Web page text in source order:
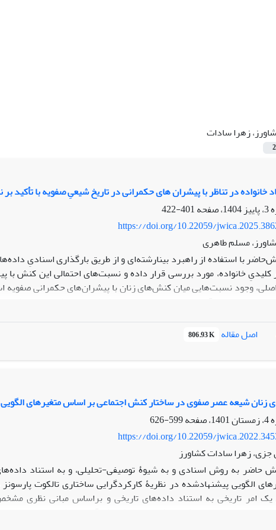
زهرا سادات
2
در تناظر با پیشران های حکمرانی در تاریخ شیعیِ صفویه با تأکید
401-422
https://doi.org/10.22059/
مسلم طاهری
با استفاده از راهبرد بینارشته‌ای و از طریق بارگذاری اسنادیِ
کلیدیِ خانواده، مورد بررسی قرار داده و نسبت‌های احتمالی این کنش‌
وجود نسبت‌هایی میان کنش‌‌های زنان با پیشران‌های حکمرانی
یا متنوع؟ و آیا نسبتی احتمالی میان این کنش‌ها با پیشران‌های
برخی کلیشه‌های محدودکننده خانواده است. کنش‌ عقلانی معطوف به
است. این کنش‌ها متأثر از پیشران‌هایی چون تعیین مناصبی جهت اداره
درباره کنش‌های عقلانی یادشده می‌باشد. کنش‌های عقلانی معطوف
تدبیر در اداره کشور توسط برخی زنان دربار بوده‌اند که خود، پیامدی از
اصل مقاله 806.93 K
زنان شیعه عصر صفوی در ساختار کنش اجتماعی بر اساس متغیرهای
599-626
https://doi.org/10.22059/
زهرا سادات کشاورز
حاضر به روش اسنادی و به شیوۀ توصیفی-تحلیلی، و به استناد
الگویی پیشنهادشده در نظریۀ کارکردگرایی ساختاری تالکوت
یک امر تاریخی به استناد داده‌های تاریخی و براساس مبانی نظری
علوم اجتماعی متصل می‌کند. سؤال اصلی پژوهش آن است که زنان در عصر
است که زنان نقشی مؤثر در گذار جامعۀ وقت از وضعیت سنتی به